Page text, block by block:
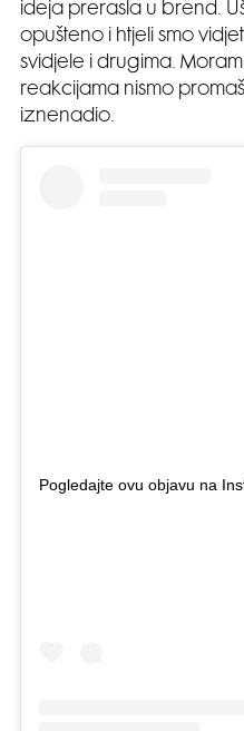
ideja prerasla u brend.
opušteno i htjeli smo
svidjele i drugima.
reakcijama nismo
iznenadio.
Pogledajte ovu objavu na